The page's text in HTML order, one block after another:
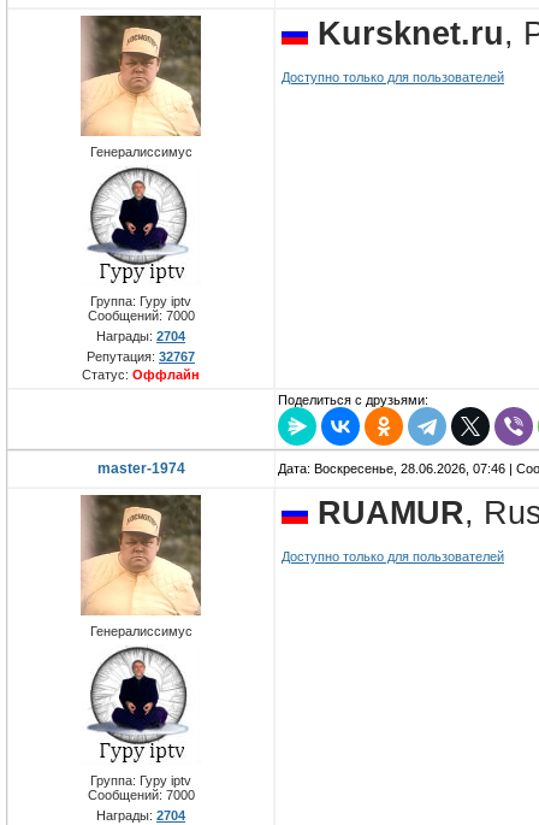
Генералиссимус
Группа: Гуру iptv
Сообщений: 7000
Награды: 2704
Репутация: 32767
Статус: Оффлайн
Kursknet.ru,
Доступно только для пользователей
Поделиться с друзьями:
master-1974 Дата: Воскресенье, 28.06.2026, 07:46 |
Генералиссимус
Группа: Гуру iptv
Сообщений: 7000
Награды: 2704
RUAMUR,
Доступно только для пользователей